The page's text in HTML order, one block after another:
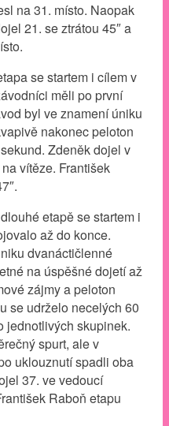
na 31. místo. Naopak
21. se ztrátou 45″ a
se startem i cílem v
měli po první
byl ve znamení úniku
nakonec peloton
Zdeněk dojel v
vítěze. František
etapě se startem i
až do konce.
dvanáctičlenné
na úspěšné dojetí až
zájmy a peloton
se udrželo necelých 60
jednotlivých skupinek.
spurt, ale v
uklouznutí spadli oba
37. ve vedoucí
Raboň etapu